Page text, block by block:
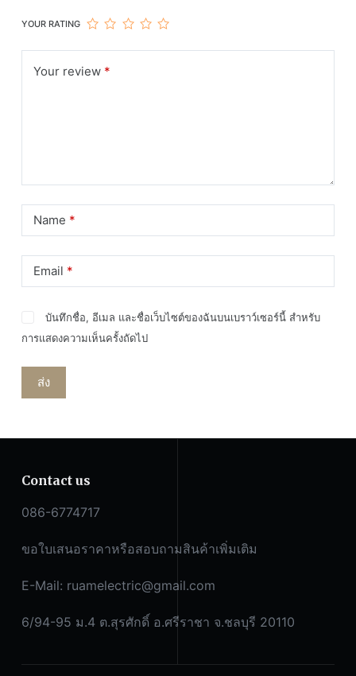
YOUR RATING
Your review*
Name *
Email *
บันทึกชื่อ, อีเมล และชื่อเว็บไซต์ของฉันบนเบราว์เซอร์นี้ สำหรับ
การแสดงความเห็นครั้งถัดไป
ส่ง
Contact us
086-6774717
ขอใบเสนอราคาหรือสอบถามสินค้าเพิ่มเติม
E-Mail: ruamelectric@gmail.com
6/94-95 ม.4 ต.สุรศักดิ์ อ.ศรีราชา จ.ชลบุรี 20110